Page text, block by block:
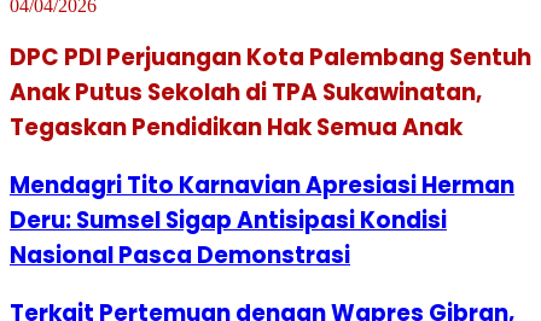
04/04/2026
DPC PDI Perjuangan Kota Palembang Sentuh
Anak Putus Sekolah di TPA Sukawinatan,
Tegaskan Pendidikan Hak Semua Anak
Mendagri Tito Karnavian Apresiasi Herman
Deru: Sumsel Sigap Antisipasi Kondisi
Nasional Pasca Demonstrasi
Terkait Pertemuan dengan Wapres Gibran,